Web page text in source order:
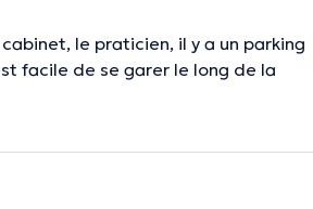
le praticien, il y a un parking
facile de se garer le long de la